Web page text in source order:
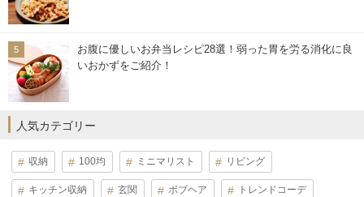
お腹に優しいお弁当レシピ28選！弱った胃を労る消化に良
いおかずをご紹介！
人気カテゴリー
収納 100均 ミニマリスト リビング
キッチン収納 玄関 ボブヘア トレンドコーデ